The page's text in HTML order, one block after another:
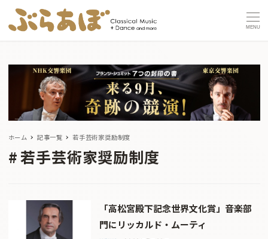
MENU
ホーム 記事一覧 若手芸術家奨励制度
若手芸術家奨励制度
「高松宮殿下記念世界文化賞」音楽部
門にリッカルド・ムーティ